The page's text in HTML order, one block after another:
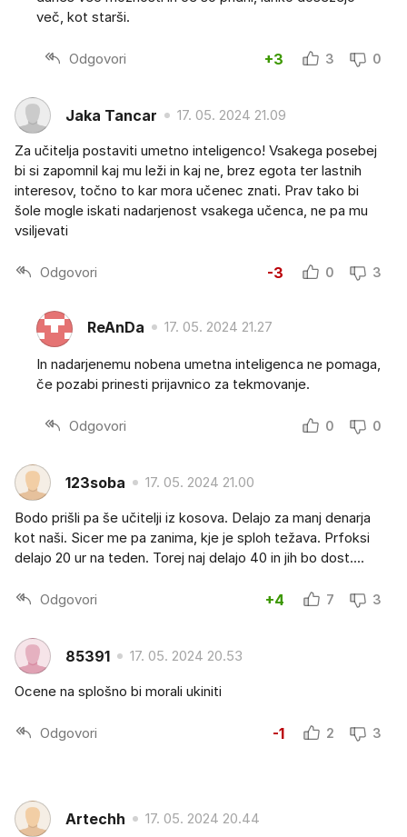
več, kot starši.
Odgovori +3 3 0
Jaka Tancar 17. 05. 2024 21.09
Za učitelja postaviti umetno inteligenco! Vsakega posebej
bi si zapomnil kaj mu leži in kaj ne, brez egota ter lastnih
interesov, točno to kar mora učenec znati. Prav tako bi
šole mogle iskati nadarjenost vsakega učenca, ne pa mu
vsiljevati
Odgovori -3 0 3
ReAnDa 17. 05. 2024 21.27
In nadarjenemu nobena umetna inteligenca ne pomaga,
če pozabi prinesti prijavnico za tekmovanje.
Odgovori 0 0
123soba 17. 05. 2024 21.00
Bodo prišli pa še učitelji iz kosova. Delajo za manj denarja
kot naši. Sicer me pa zanima, kje je sploh težava. Prfoksi
delajo 20 ur na teden. Torej naj delajo 40 in jih bo dost....
Odgovori +4 7 3
85391 17. 05. 2024 20.53
Ocene na splošno bi morali ukiniti
Odgovori -1 2 3
Artechh 17. 05. 2024 20.44